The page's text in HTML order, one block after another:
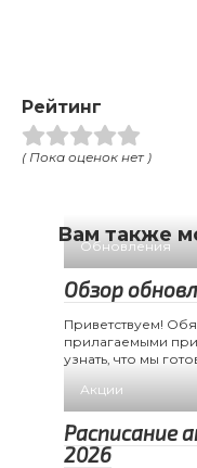
Рейтинг
( Пока оценок нет )
Вам также
Обновления
Обзор
Приветствуем!
прилагаемыми
узнать, что мы
Акции
Расписание
2026